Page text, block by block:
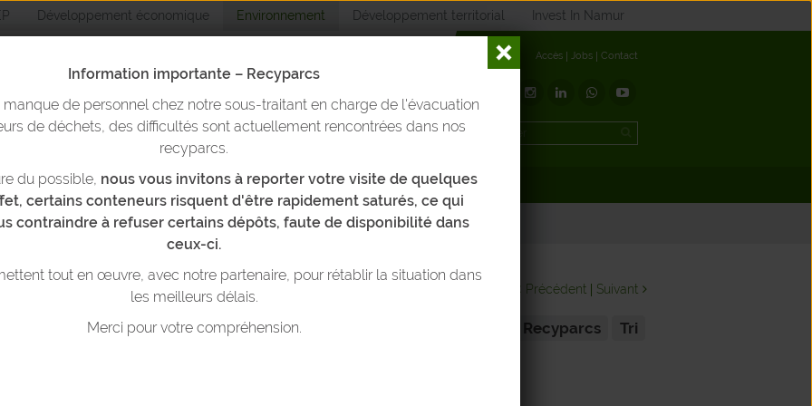
Développement économique Environnement Développement territorial Invest In Namur
Environnement
Accès Jobs Contact
& bulles Trier ses déchets Réduire ses déchets Téléchargements
: ne jetez plus vos restes n’importe où !
Suivant
Précédent
Recyparcs Tri
PLUS VOS RESTES N'IMPORTE OÙ !
Information importante – Recyparcs
manque de personnel chez notre sous-traitant en charge de l'évacuation
de déchets, des difficultés sont actuellement rencontrées dans nos
recyparcs.
du possible, nous vous invitons à reporter votre visite de quelques
certains conteneurs risquent d'être rapidement saturés, ce qui
contraindre à refuser certains dépôts, faute de disponibilité dans
ceux-ci.
tout en œuvre, avec notre partenaire, pour rétablir la situation dans
les meilleurs délais.
Merci pour votre compréhension.